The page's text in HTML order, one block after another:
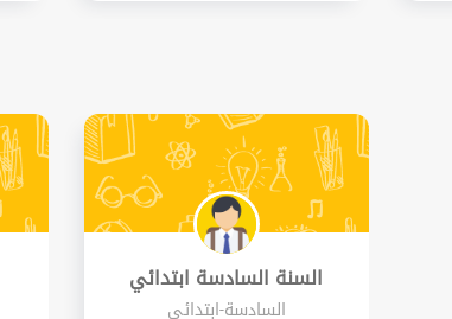
السنة السادسة ابتدائي
السادسة-ابتدائي